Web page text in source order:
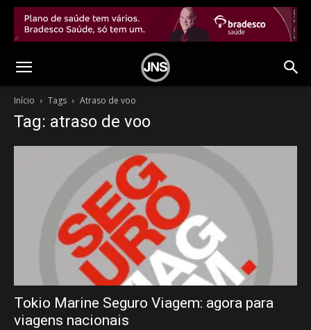
Início Tags Atraso de voo
Tag: atraso de voo
Tokio Marine Seguro Viagem: agora para
viagens nacionais